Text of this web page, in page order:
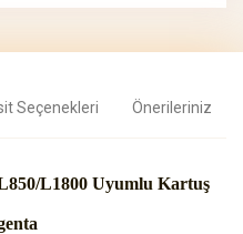
Seçenekleri Önerileriniz
L1800 Uyumlu Kartuş